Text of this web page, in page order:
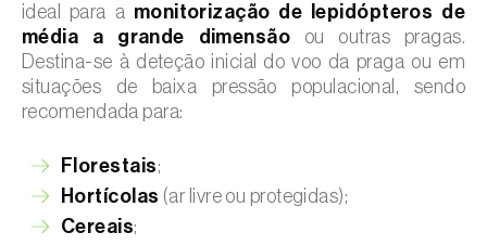
ideal para a monitorização de lepidópteros de
média a grande dimensão ou outras pragas.
Destina-se à deteção inicial do voo da praga ou em
situações de baixa pressão populacional, sendo
recomendada para:
Florestais;
Hortícolas (ar livre ou protegidas);
Cereais;